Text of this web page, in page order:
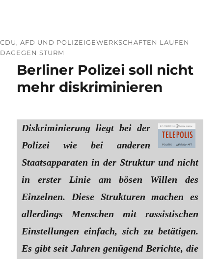
CDU, AFD UND POLIZEIGEWERKSCHAFTEN LAUFEN
DAGEGEN STURM
Berliner Polizei soll nicht
mehr diskriminieren
Diskriminierung liegt bei der
Polizei wie bei anderen
Staatsapparaten in der Struktur und nicht
in erster Linie am bösen Willen des
Einzelnen. Diese Strukturen machen es
allerdings Menschen mit rassistischen
Einstellungen einfach, sich zu betätigen.
Es gibt seit Jahren genügend Berichte, die